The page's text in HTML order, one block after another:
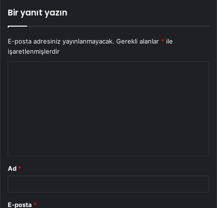
Bir yanıt yazın
E-posta adresiniz yayınlanmayacak. Gerekli alanlar * ile
işaretlenmişlerdir
Ad *
E-posta *